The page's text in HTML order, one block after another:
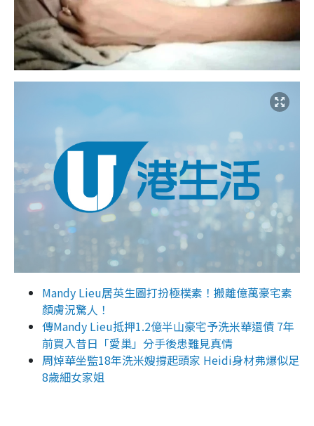
Mandy Lieu居英生圖打扮極樸素！搬離億萬豪宅素
顏膚況驚人！
傳Mandy Lieu抵押1.2億半山豪宅予洗米華還債 7年
前買入昔日「愛巢」分手後患難見真情
周焯華坐監18年洗米嫂撐起頭家 Heidi身材弗爆似足
8歲細女家姐